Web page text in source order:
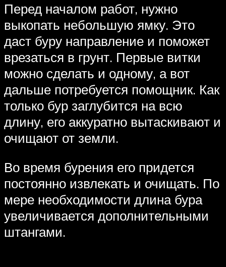
Перед началом работ, нужно
выкопать небольшую ямку. Это
даст буру направление и поможет
врезаться в грунт. Первые витки
можно сделать и одному, а вот
дальше потребуется помощник. Как
только бур заглубится на всю
длину, его аккуратно вытаскивают и
очищают от земли.
Во время бурения его придется
постоянно извлекать и очищать. По
мере необходимости длина бура
увеличивается дополнительными
штангами.